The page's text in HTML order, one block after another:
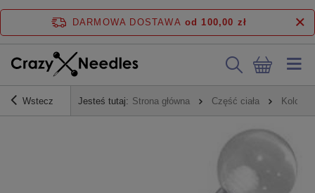
DARMOWA DOSTAWA od 100,00 zł
Wstecz Jesteś tutaj: Strona główna Część ciała